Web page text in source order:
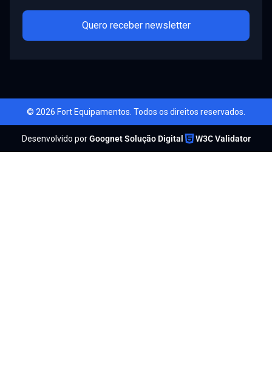
Quero receber newsletter
© 2026 Fort Equipamentos. Todos os direitos reservados.
Desenvolvido porGoognet Solução Digital W3C Validator